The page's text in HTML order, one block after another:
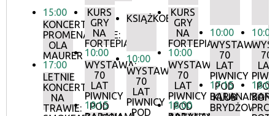
15:00
KONCERTY
PROMENADOWE:
OLA
MAURER
17:00
LETNIE
KONCERTY
NA
TRAWIE:
KURS
GRY
NA
FORTEPIANIE
10:00
WYSTAWA:
70
LAT
PIWNICY
POD
10:15
KSIĄŻKOBIEG
10:00
WYSTAWA:
70
LAT
PIWNICY
POD
KURS
GRY
NA
FORTEPIANIE
10:00
WYSTAWA:
70
LAT
PIWNICY
POD
18:00
10:00
WYSTAWA:
70
LAT
PIWNICY
POD
BARANAMI
17:15
KLUB
BRYDŻOWY
10:00
70
LAT
18:00